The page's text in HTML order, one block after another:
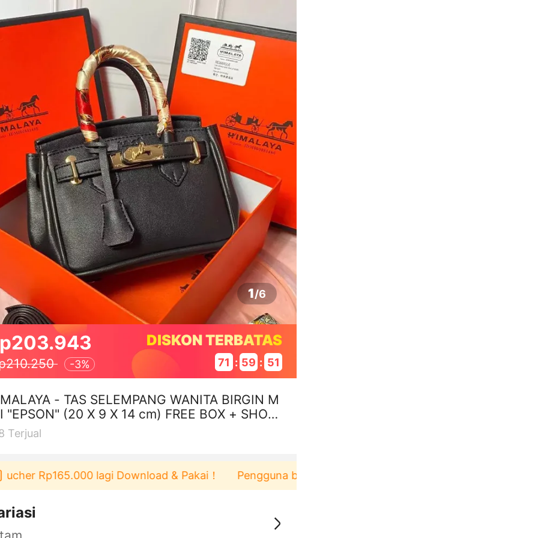
1/6
-3%
DISKON TERBATAS
71 : 59 : 50
- TAS SELEMPANG WANITA BIRGIN M
"EPSON" (20 X 9 X 14 cm) FREE BOX + SHOP
BAG
Terjual
Rp165.000 lagi Download & Pakai！ Pengguna baru berbelanja di aplikasi Akulaku bisa dapat